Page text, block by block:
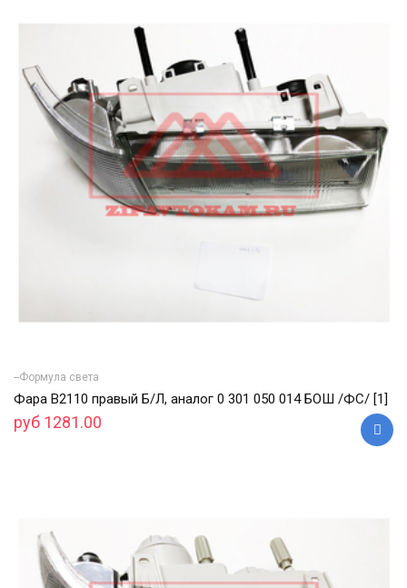
--Формула света
Фара В2110 правый Б/Л, аналог 0 301 050 014 БОШ /ФС/ [1]
руб 1281.00